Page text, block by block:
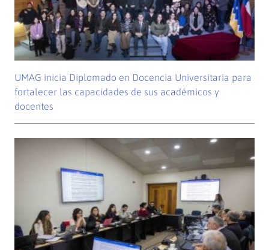
UMAG inicia Diplomado en Docencia Universitaria para
fortalecer las capacidades de sus académicos y
docentes